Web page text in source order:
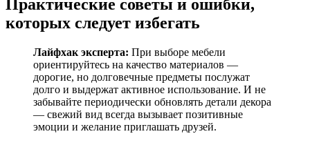
Практические советы и ошибки,
которых следует избегать
Лайфхак эксперта: При выборе мебели
ориентируйтесь на качество материалов —
дорогие, но долговечные предметы послужат
долго и выдержат активное использование. И не
забывайте периодически обновлять детали декора
— свежий вид всегда вызывает позитивные
эмоции и желание приглашать друзей.